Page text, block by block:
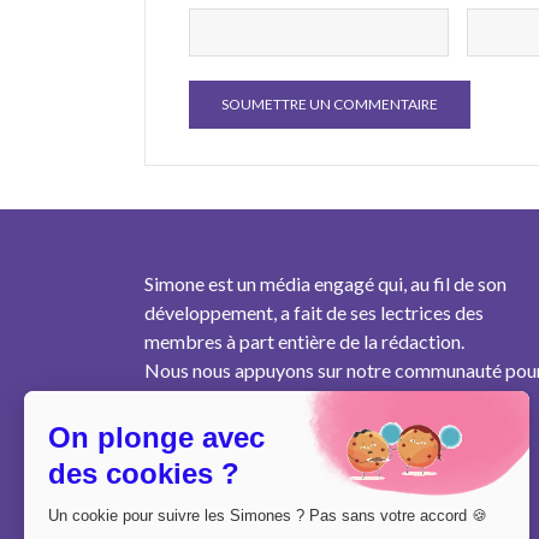
Simone est un média engagé qui, au fil de son
développement, a fait de ses lectrices des
membres à part entière de la rédaction.
Nous nous appuyons sur notre communauté
produire un contenu pertinent au plus près des
besoins des femmes de notre génération.
On plonge avec
des cookies ?
Un cookie pour suivre les Simones ? Pas sans votre accord 🍪